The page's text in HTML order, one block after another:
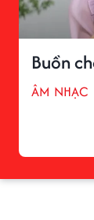
Buồn
ÂM NHẠC